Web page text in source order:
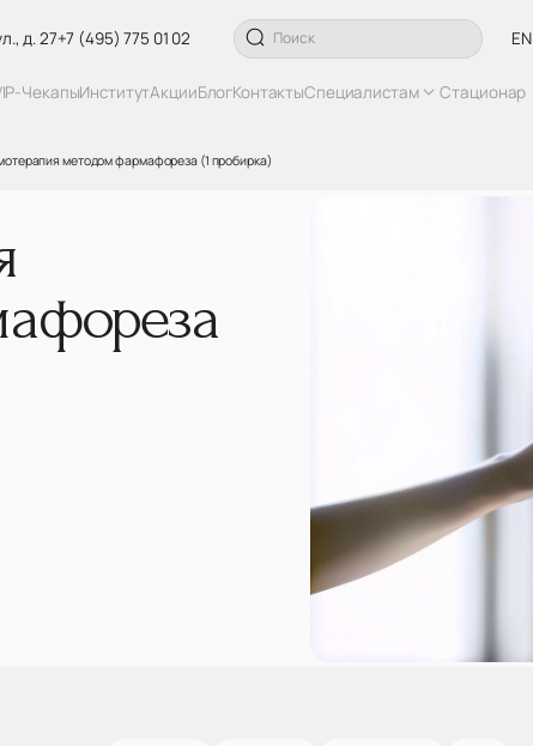
д. 27+7 (495) 775 01 02 EN
ЧекапыИнститутАкцииБлогКонтактыСпециалистам Стационар
методом фармафореза (1 пробирка)